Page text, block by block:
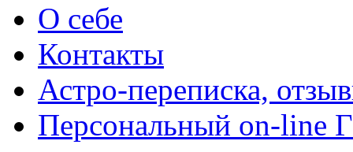
О себе
Контакты
Астро-переписка,
Персональный on-